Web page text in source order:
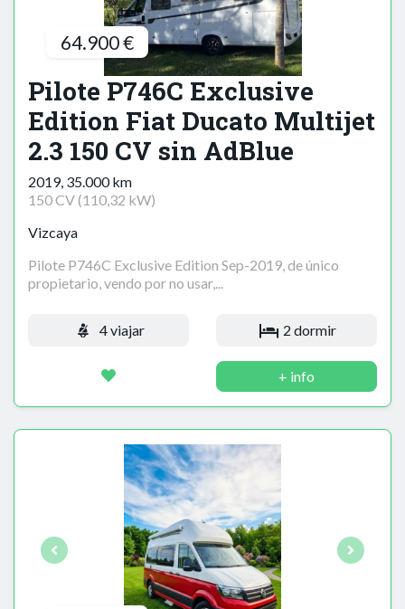
64.900 €
Pilote P746C Exclusive
Edition Fiat Ducato Multijet
2.3 150 CV sin AdBlue
2019, 35.000 km
150 CV (110,32 kW)
Vizcaya
Pilote P746C Exclusive Edition Sep-2019, de único
propietario, vendo por no usar,...
4 viajar 2 dormir
+ info